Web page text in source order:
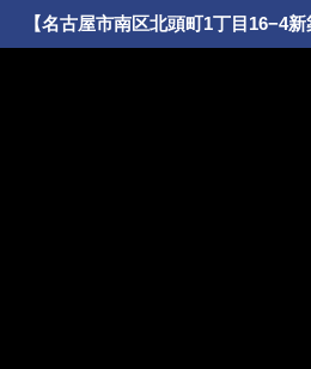
【名古屋市南区北頭町1丁目16−4